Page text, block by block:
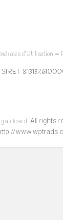
d’Utilisation –
Icard . All rights